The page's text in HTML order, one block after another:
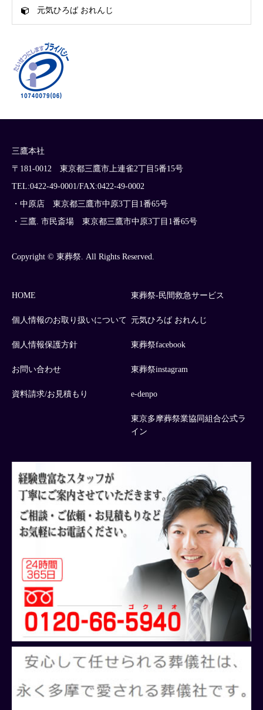
元気ひろば おれんじ
三鷹本社
〒181-0012 東京都三鷹市上連雀2丁目5番15号
TEL:0422-49-0001/FAX:0422-49-0002
・中原店 東京都三鷹市中原3丁目1番65号
・三鷹. 市民斎場 東京都三鷹市中原3丁目1番65号
Copyright © 東葬祭. All Rights Reserved.
HOME
個人情報のお取り扱いについて
個人情報保護方針
お問い合わせ
資料請求/お見積もり
東葬祭-民間救急サービス
元気ひろば おれんじ
東葬祭facebook
東葬祭instagram
e-denpo
東京多摩葬祭業協同組合公式ラ
イン